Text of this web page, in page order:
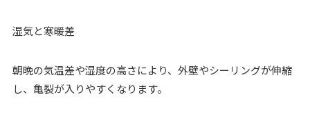
湿気と寒暖差
朝晩の気温差や湿度の高さにより、外壁やシーリングが伸縮
し、亀裂が入りやすくなります。